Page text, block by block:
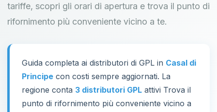
tariffe, scopri gli orari di apertura e trova il punto di
rifornimento più conveniente vicino a te.
Guida completa ai distributori di GPL in Casal di
Principe con costi sempre aggiornati. La
regione conta 3 distributori GPL attivi Trova il
punto di rifornimento più conveniente vicino a